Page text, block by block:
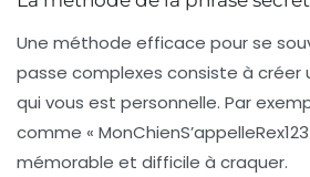
Une méthode efficace pour se
passe complexes consiste à créer
qui vous est personnelle. Par
comme «
mémorable et difficile à craquer.